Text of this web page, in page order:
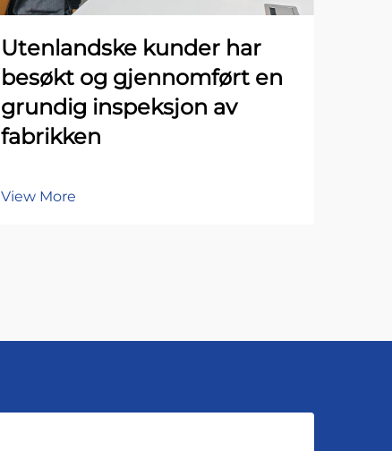
Utenlandske kunder har
besøkt og gjennomført en
grundig inspeksjon av
fabrikken
View More